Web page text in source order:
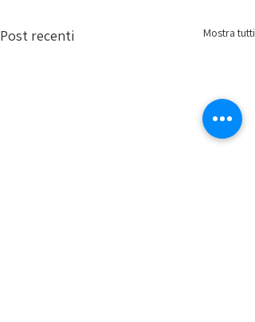
Post recenti Mostra tutti